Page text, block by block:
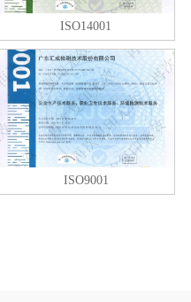
ISO14001
ISO9001